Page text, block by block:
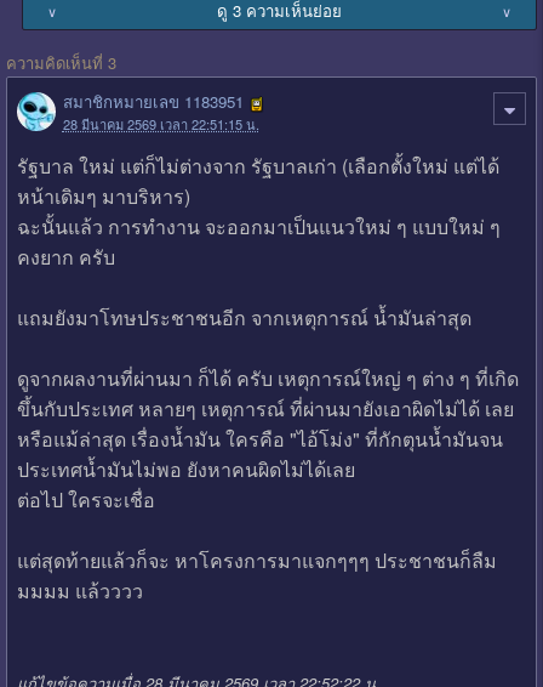
∨ ดู 3 ความเห็นย่อย ∨
ความคิดเห็นที่ 3
สมาชิกหมายเลข 1183951
28 มีนาคม 2569 เวลา 22:51:15 น.
รัฐบาล ใหม่ แต่ก็ไม่ต่างจาก รัฐบาลเก่า (เลือกตั้งใหม่ แต่ได้
หน้าเดิมๆ มาบริหาร)
ฉะนั้นแล้ว การทำงาน จะออกมาเป็นแนวใหม่ ๆ แบบใหม่ ๆ
คงยาก ครับ
แถมยังมาโทษประชาชนอีก จากเหตุการณ์ น้ำมันล่าสุด
ดูจากผลงานที่ผ่านมา ก็ได้ ครับ เหตุการณ์ใหญ่ ๆ ต่าง ๆ ที่เกิด
ขึ้นกับประเทศ หลายๆ เหตุการณ์ ที่ผ่านมายังเอาผิดไม่ได้ เลย
หรือแม้ล่าสุด เรื่องน้ำมัน ใครคือ "ไอ้โม่ง" ที่กักตุนน้ำมันจน
ประเทศน้ำมันไม่พอ ยังหาคนผิดไม่ได้เลย
ต่อไป ใครจะเชื่อ
แต่สุดท้ายแล้วก็จะ หาโครงการมาแจกๆๆๆ ประชาชนก็ลืม
มมมม แล้วววว